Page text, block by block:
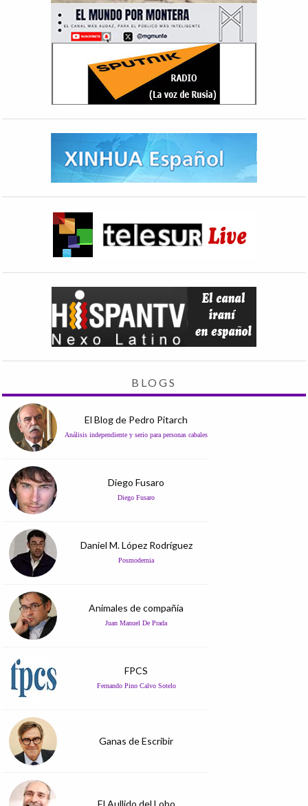
BLOGS
El Blog de Pedro Pitarch
Análisis independiente y serio para personas cabales
Diego Fusaro
Diego Fusaro
Daniel M. López Rodríguez
Posmodernia
Animales de compañía
Juan Manuel De Prada
FPCS
Fernando Pino Calvo Sotelo
Ganas de Escribir
El Aullido del Lobo